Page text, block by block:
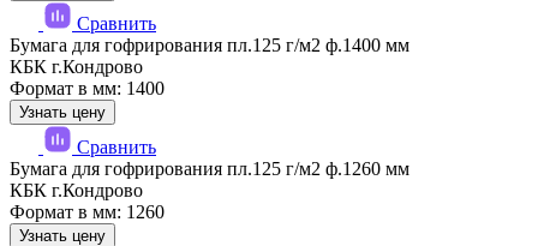
Сравнить
Бумага для гофрирования пл.125 г/м2 ф.1400 мм
КБК г.Кондрово
Формат в мм: 1400
Узнать цену
Сравнить
Бумага для гофрирования пл.125 г/м2 ф.1260 мм
КБК г.Кондрово
Формат в мм: 1260
Узнать цену